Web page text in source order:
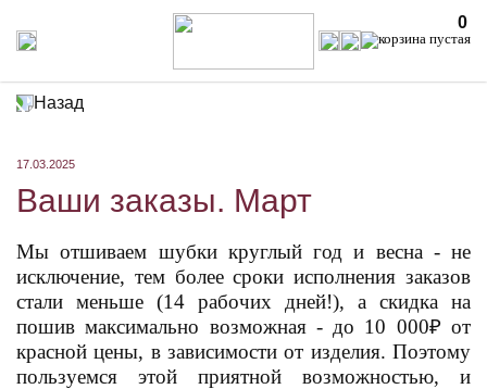
0
Назад
17.03.2025
Ваши заказы. Март
Мы отшиваем шубки круглый год и весна - не
исключение, тем более сроки исполнения заказов
стали меньше (14 рабочих дней!), а скидка на
пошив максимально возможная - до 10 000₽ от
красной цены, в зависимости от изделия. Поэтому
пользуемся этой приятной возможностью, и